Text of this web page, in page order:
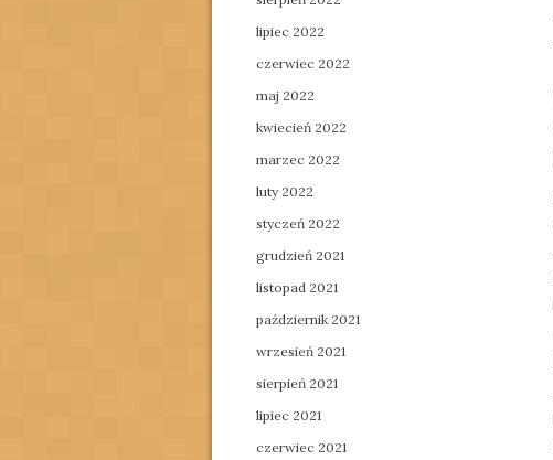
lipiec 2022
czerwiec 2022
maj 2022
kwiecień 2022
marzec 2022
luty 2022
styczeń 2022
grudzień 2021
listopad 2021
październik 2021
wrzesień 2021
sierpień 2021
lipiec 2021
czerwiec 2021